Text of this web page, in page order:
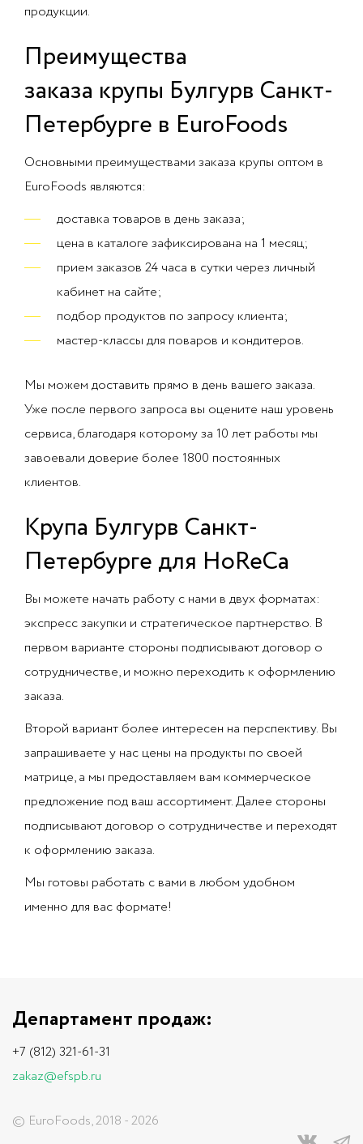
продукции.
Преимущества
заказа крупы Булгурв Санкт-
Петербурге в EuroFoods
Основными преимуществами заказа крупы оптом в
EuroFoods являются:
доставка товаров в день заказа;
цена в каталоге зафиксирована на 1 месяц;
прием заказов 24 часа в сутки через личный
кабинет на сайте;
подбор продуктов по запросу клиента;
мастер-классы для поваров и кондитеров.
Мы можем доставить прямо в день вашего заказа.
Уже после первого запроса вы оцените наш уровень
сервиса, благодаря которому за 10 лет работы мы
завоевали доверие более 1800 постоянных
клиентов.
Крупа Булгурв Санкт-
Петербурге для HoReCa
Вы можете начать работу с нами в двух форматах:
экспресс закупки и стратегическое партнерство. В
первом варианте стороны подписывают договор о
сотрудничестве, и можно переходить к оформлению
заказа.
Второй вариант более интересен на перспективу. Вы
запрашиваете у нас цены на продукты по своей
матрице, а мы предоставляем вам коммерческое
предложение под ваш ассортимент. Далее стороны
подписывают договор о сотрудничестве и переходят
к оформлению заказа.
Мы готовы работать с вами в любом удобном
именно для вас формате!
© EuroFoods, 2018 - 2026
Департамент продаж:
+7 (812) 321-61-31
zakaz@efspb.ru